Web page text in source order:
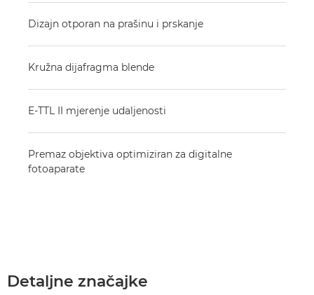
Dizajn otporan na prašinu i prskanje
Kružna dijafragma blende
E-TTL II mjerenje udaljenosti
Premaz objektiva optimiziran za digitalne
fotoaparate
Detaljne značajke